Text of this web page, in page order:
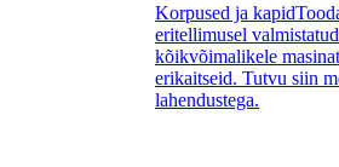
Korpused ja kapid
eritellimusel
kõikvõimalikele
erikaitseid. Tutvu siin
lahendustega.